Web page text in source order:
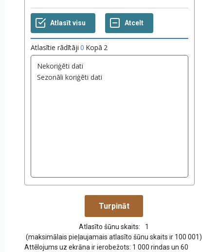
Atlasītie rādītāji 0 Kopā 2
Atlasīto šūnu skaits:
1
(maksimālais pieļaujamais atlasīto šūnu skaits ir 100 001)
Attēlojums uz ekrāna ir ierobežots: 1 000 rindas un 60